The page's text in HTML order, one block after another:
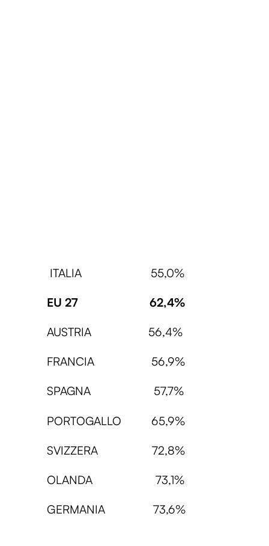
ITALIA 55,0%
EU 27 62,4%
AUSTRIA 56,4%
FRANCIA 56,9%
SPAGNA 57,7%
PORTOGALLO 65,9%
SVIZZERA 72,8%
OLANDA 73,1%
GERMANIA 73,6%